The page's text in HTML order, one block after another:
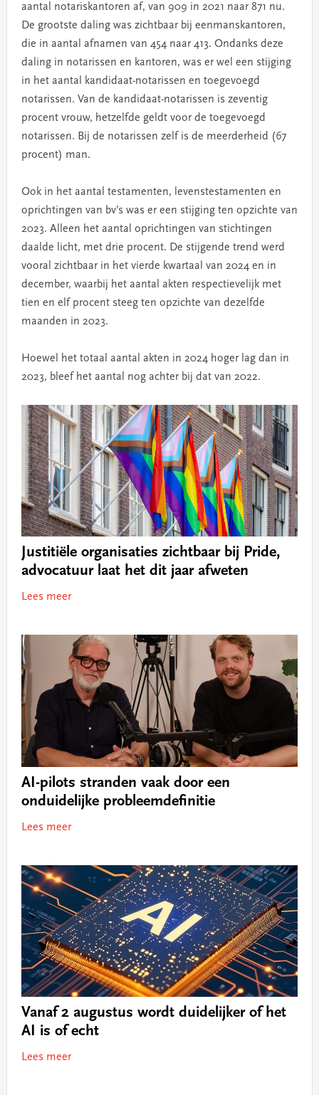
aantal notariskantoren af, van 909 in 2021 naar 871 nu.
De grootste daling was zichtbaar bij eenmanskantoren,
die in aantal afnamen van 454 naar 413. Ondanks deze
daling in notarissen en kantoren, was er wel een stijging
in het aantal kandidaat-notarissen en toegevoegd
notarissen. Van de kandidaat-notarissen is zeventig
procent vrouw, hetzelfde geldt voor de toegevoegd
notarissen. Bij de notarissen zelf is de meerderheid (67
procent) man.
Ook in het aantal testamenten, levenstestamenten en
oprichtingen van bv’s was er een stijging ten opzichte van
2023. Alleen het aantal oprichtingen van stichtingen
daalde licht, met drie procent. De stijgende trend werd
vooral zichtbaar in het vierde kwartaal van 2024 en in
december, waarbij het aantal akten respectievelijk met
tien en elf procent steeg ten opzichte van dezelfde
maanden in 2023.
Hoewel het totaal aantal akten in 2024 hoger lag dan in
2023, bleef het aantal nog achter bij dat van 2022.
Justitiële organisaties zichtbaar bij Pride,
advocatuur laat het dit jaar afweten
Lees meer
AI-pilots stranden vaak door een
onduidelijke probleemdefinitie
Lees meer
Vanaf 2 augustus wordt duidelijker of het
AI is of echt
Lees meer